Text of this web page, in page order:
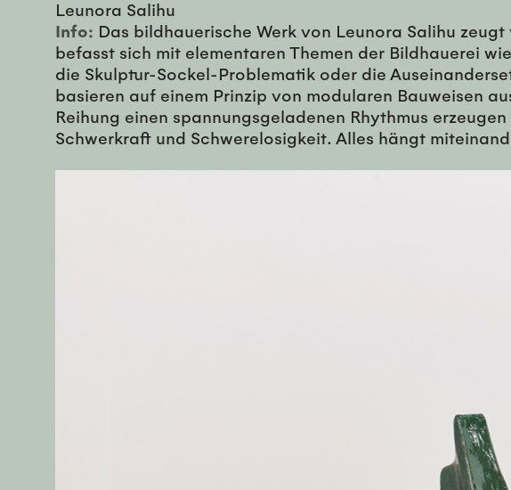
Leunora Salihu
Info: Das bildhauerische Werk von Leunora Salihu
befasst sich mit elementaren Themen der Bildhauerei
die Skulptur-Sockel-Problematik oder die
basieren auf einem Prinzip von modularen Bauweisen
Reihung einen spannungsgeladenen Rhythmus
Schwerkraft und Schwerelosigkeit. Alles hängt